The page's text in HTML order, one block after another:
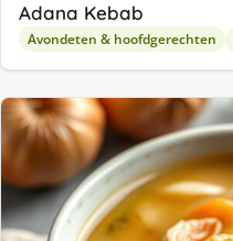
Adana Kebab
Avondeten & hoofdgerechten